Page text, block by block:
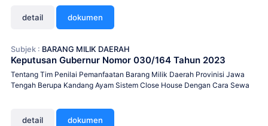
detail dokumen
Subjek : BARANG MILIK DAERAH
Keputusan Gubernur Nomor 030/164 Tahun 2023
Tentang Tim Penilai Pemanfaatan Barang Milik Daerah Provinisi Jawa
Tengah Berupa Kandang Ayam Sistem Close House Dengan Cara Sewa
detail dokumen